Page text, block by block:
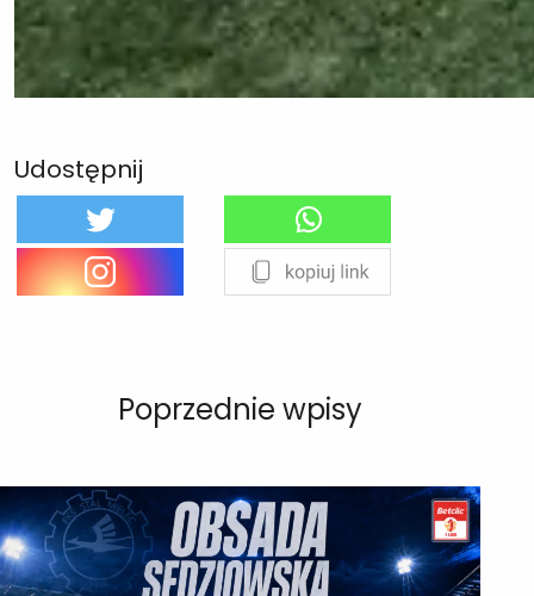
Udostępnij
Poprzednie wpisy